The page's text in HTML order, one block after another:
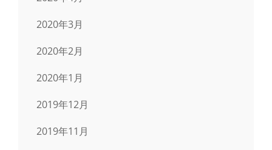
2020年3月
2020年2月
2020年1月
2019年12月
2019年11月